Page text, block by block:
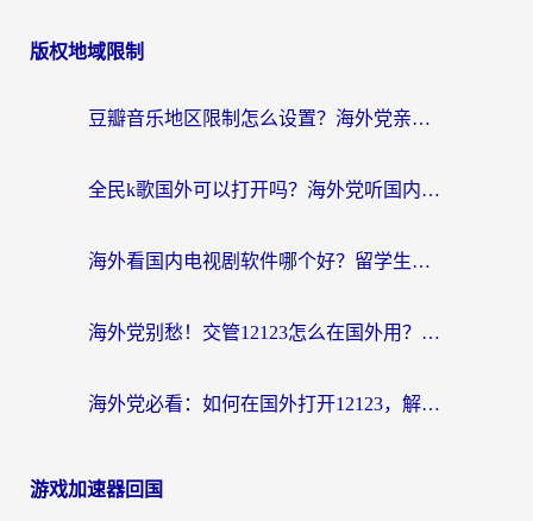
版权地域限制
豆瓣音乐地区限制怎么设置？海外党亲测有效的回国加速方案来了
全民k歌国外可以打开吗？海外党听国内音乐听书的实用指南
海外看国内电视剧软件哪个好？留学生亲测有效的追剧加速方案
海外党别愁！交管12123怎么在国外用？一篇搞定回国资源访问难题
海外党必看：如何在国外打开12123，解决小程序登录难题
游戏加速器回国